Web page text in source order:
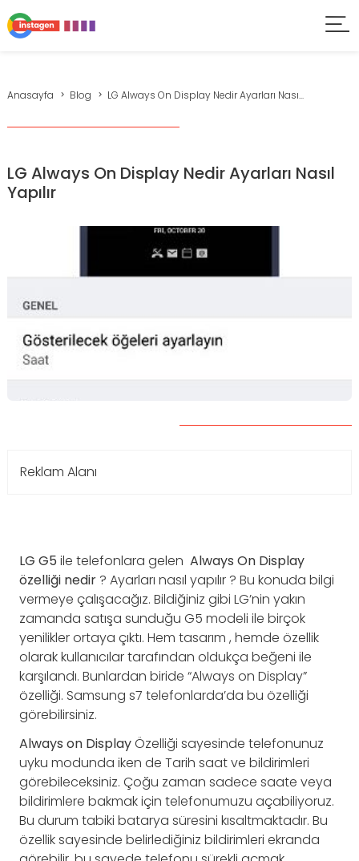
Anasayfa Blog LG Always On Display Nedir Ayarları Nası...
LG Always On Display Nedir Ayarları Nasıl
Yapılır
Reklam Alanı
LG G5 ile telefonlara gelen Always On Display
özelliği nedir ? Ayarları nasıl yapılır ? Bu konuda bilgi
vermeye çalışacağız. Bildiğiniz gibi LG’nin yakın
zamanda satışa sunduğu G5 modeli ile birçok
yenilikler ortaya çıktı. Hem tasarım , hemde özellik
olarak kullanıcılar tarafından oldukça beğeni ile
karşılandı. Bunlardan biride “Always on Display”
özelliği. Samsung s7 telefonlarda’da bu özelliği
görebilirsiniz.
Always on DisplayÖzelliği sayesinde telefonunuz
uyku modunda iken de Tarih saat ve bildirimleri
görebileceksiniz. Çoğu zaman sadece saate veya
bildirimlere bakmak için telefonumuzu açabiliyoruz.
Bu durum tabiki batarya süresini kısaltmaktadır. Bu
özellik sayesinde belirlediğiniz bildirimleri ekranda